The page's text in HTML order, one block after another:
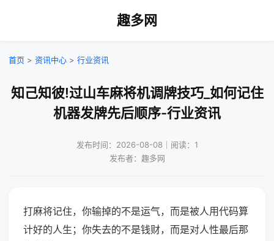
趣多网
首页 > 资讯中心 > 行业资讯
知己知彼!过山车麻将机调牌技巧_如何记住
机器发牌先后顺序-行业资讯
发布时间：2026-08-08｜阅读：1
发布者：趣多网
打麻将记住，你输掉的不是运气，而是被人用代码算
计好的人生；你失去的不是钱财，而是对人性最后那